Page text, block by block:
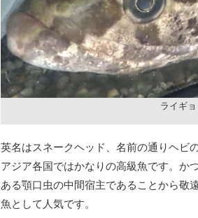
ライギョ
英名はスネークヘッド、名前の通りヘビ
アジア各国ではかなりの高級魚です。か
ある顎口虫の中間宿主であることから敬
魚として人気です。